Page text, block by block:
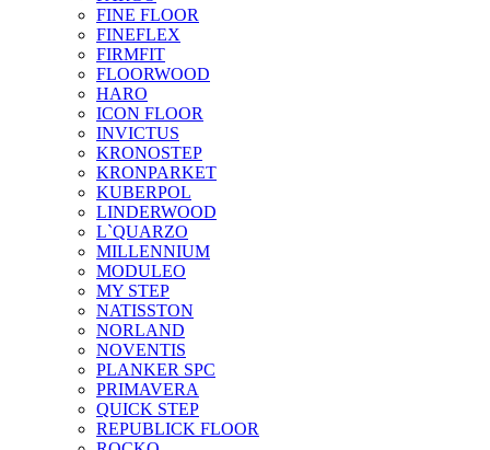
FINE FLOOR
FINEFLEX
FIRMFIT
FLOORWOOD
HARO
ICON FLOOR
INVICTUS
KRONOSTEP
KRONPARKET
KUBERPOL
LINDERWOOD
L`QUARZO
MILLENNIUM
MODULEO
MY STEP
NATISSTON
NORLAND
NOVENTIS
PLANKER SPC
PRIMAVERA
QUICK STEP
REPUBLICK FLOOR